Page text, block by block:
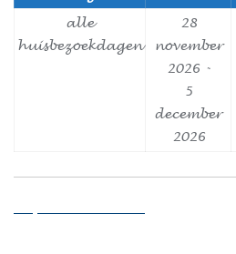
alle
huisbezoekdagen
28
november
2026 -
5
december
2026